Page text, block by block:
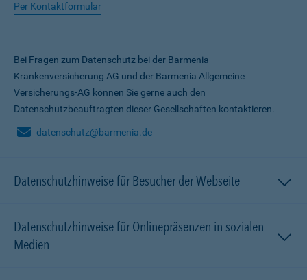
Per Kontaktformular
Bei Fragen zum Datenschutz bei der Barmenia
Krankenversicherung AG und der Barmenia Allgemeine
Versicherungs-AG können Sie gerne auch den
Datenschutzbeauftragten dieser Gesellschaften kontaktieren.
datenschutz@barmenia.de
Datenschutzhinweise für Besucher der Webseite
Datenschutzhinweise für Onlinepräsenzen in sozialen
Medien